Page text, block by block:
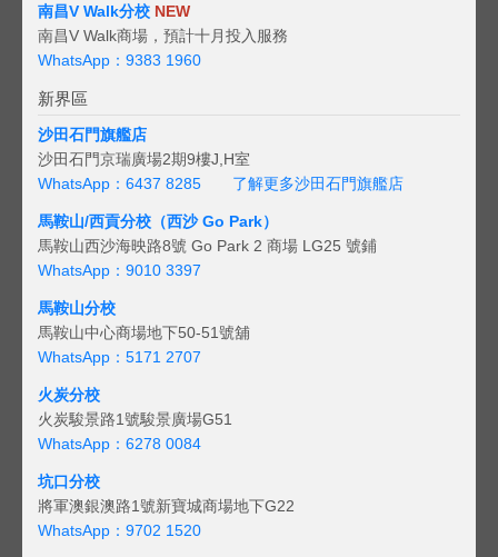
南昌V Walk分校 NEW
南昌V Walk商場，預計十月投入服務
WhatsApp：9383 1960
新界區
沙田石門旗艦店
沙田石門京瑞廣場2期9樓J,H室
WhatsApp：6437 8285
了解更多沙田石門旗艦店
馬鞍山/西貢分校（西沙 Go Park）
馬鞍山西沙海映路8號 Go Park 2 商場 LG25 號鋪
WhatsApp：9010 3397
馬鞍山分校
馬鞍山中心商場地下50-51號舖
WhatsApp：5171 2707
火炭分校
火炭駿景路1號駿景廣場G51
WhatsApp：6278 0084
坑口分校
將軍澳銀澳路1號新寶城商場地下G22
WhatsApp：9702 1520